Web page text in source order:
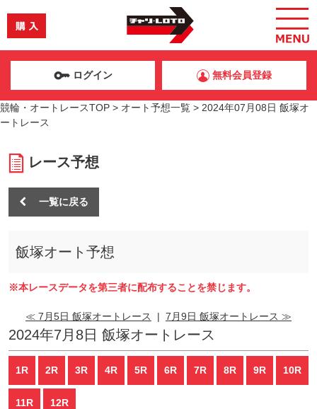
ログイン 無料会員登録
競輪・オートレースTOP > オート予想一覧 > 2024年07月08日 飯塚オ
ートレース
レース予想
一覧に戻る
飯塚オート予想
※本レースデータを第三者に配布することを禁じます。
≪ 7月5日 飯塚オートレース | 7月9日 飯塚オートレース ≫
2024年7月8日 飯塚オートレース
1R 2R 3R 4R 5R 6R 7R 8R 9R 10R
11R 12R